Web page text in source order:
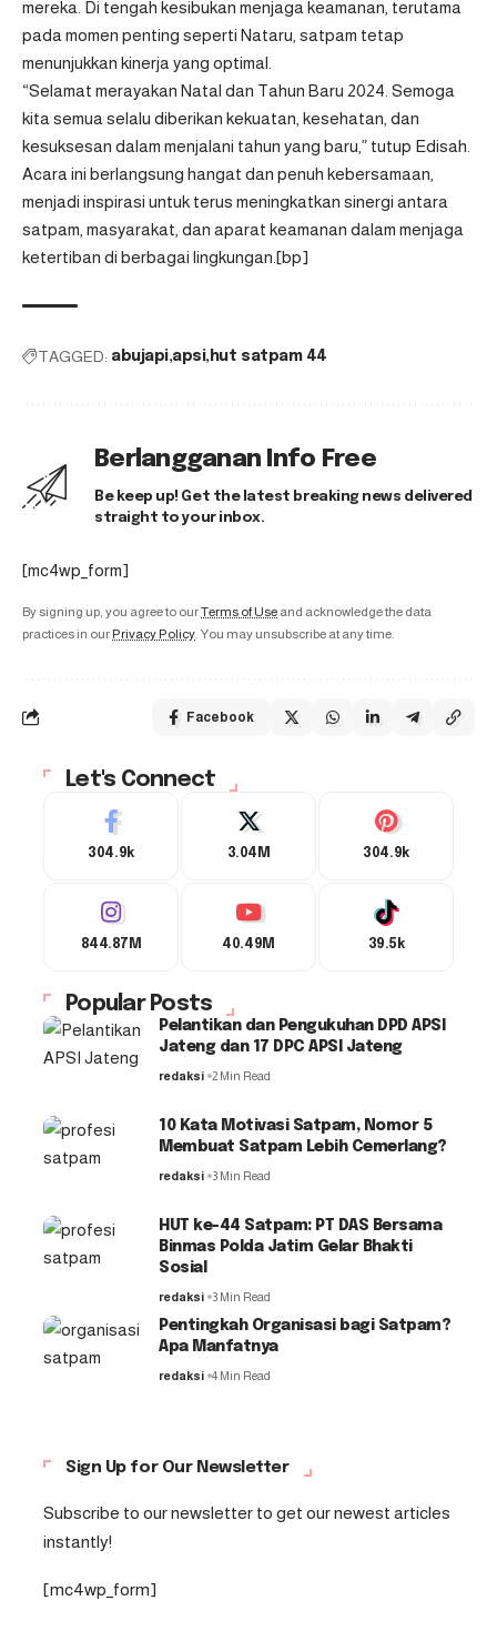
mereka. Di tengah kesibukan menjaga keamanan, terutama
pada momen penting seperti Nataru, satpam tetap
menunjukkan kinerja yang optimal.
“Selamat merayakan Natal dan Tahun Baru 2024. Semoga
kita semua selalu diberikan kekuatan, kesehatan, dan
kesuksesan dalam menjalani tahun yang baru,” tutup Edisah.
Acara ini berlangsung hangat dan penuh kebersamaan,
menjadi inspirasi untuk terus meningkatkan sinergi antara
satpam, masyarakat, dan aparat keamanan dalam menjaga
ketertiban di berbagai lingkungan.[bp]
TAGGED: abujapi apsi hut satpam 44
Berlangganan Info Free
Be keep up! Get the latest breaking news delivered
straight to your inbox.
[mc4wp_form]
By signing up, you agree to ourTerms of Use and acknowledge the data
practices in our Privacy Policy. You may unsubscribe at any time.
Facebook
Let's Connect
304.9k 3.04M 304.9k
844.87M 40.49M 39.5k
Popular Posts
Pelantikan dan Pengukuhan DPD APSI
Jateng dan 17 DPC APSI Jateng
redaksi 2 Min Read
10 Kata Motivasi Satpam, Nomor 5
Membuat Satpam Lebih Cemerlang?
redaksi 3 Min Read
HUT ke-44 Satpam: PT DAS Bersama
Binmas Polda Jatim Gelar Bhakti
Sosial
redaksi 3 Min Read
Pentingkah Organisasi bagi Satpam?
Apa Manfatnya
redaksi 4 Min Read
Sign Up for Our Newsletter
Subscribe to our newsletter to get our newest articles
instantly!
[mc4wp_form]